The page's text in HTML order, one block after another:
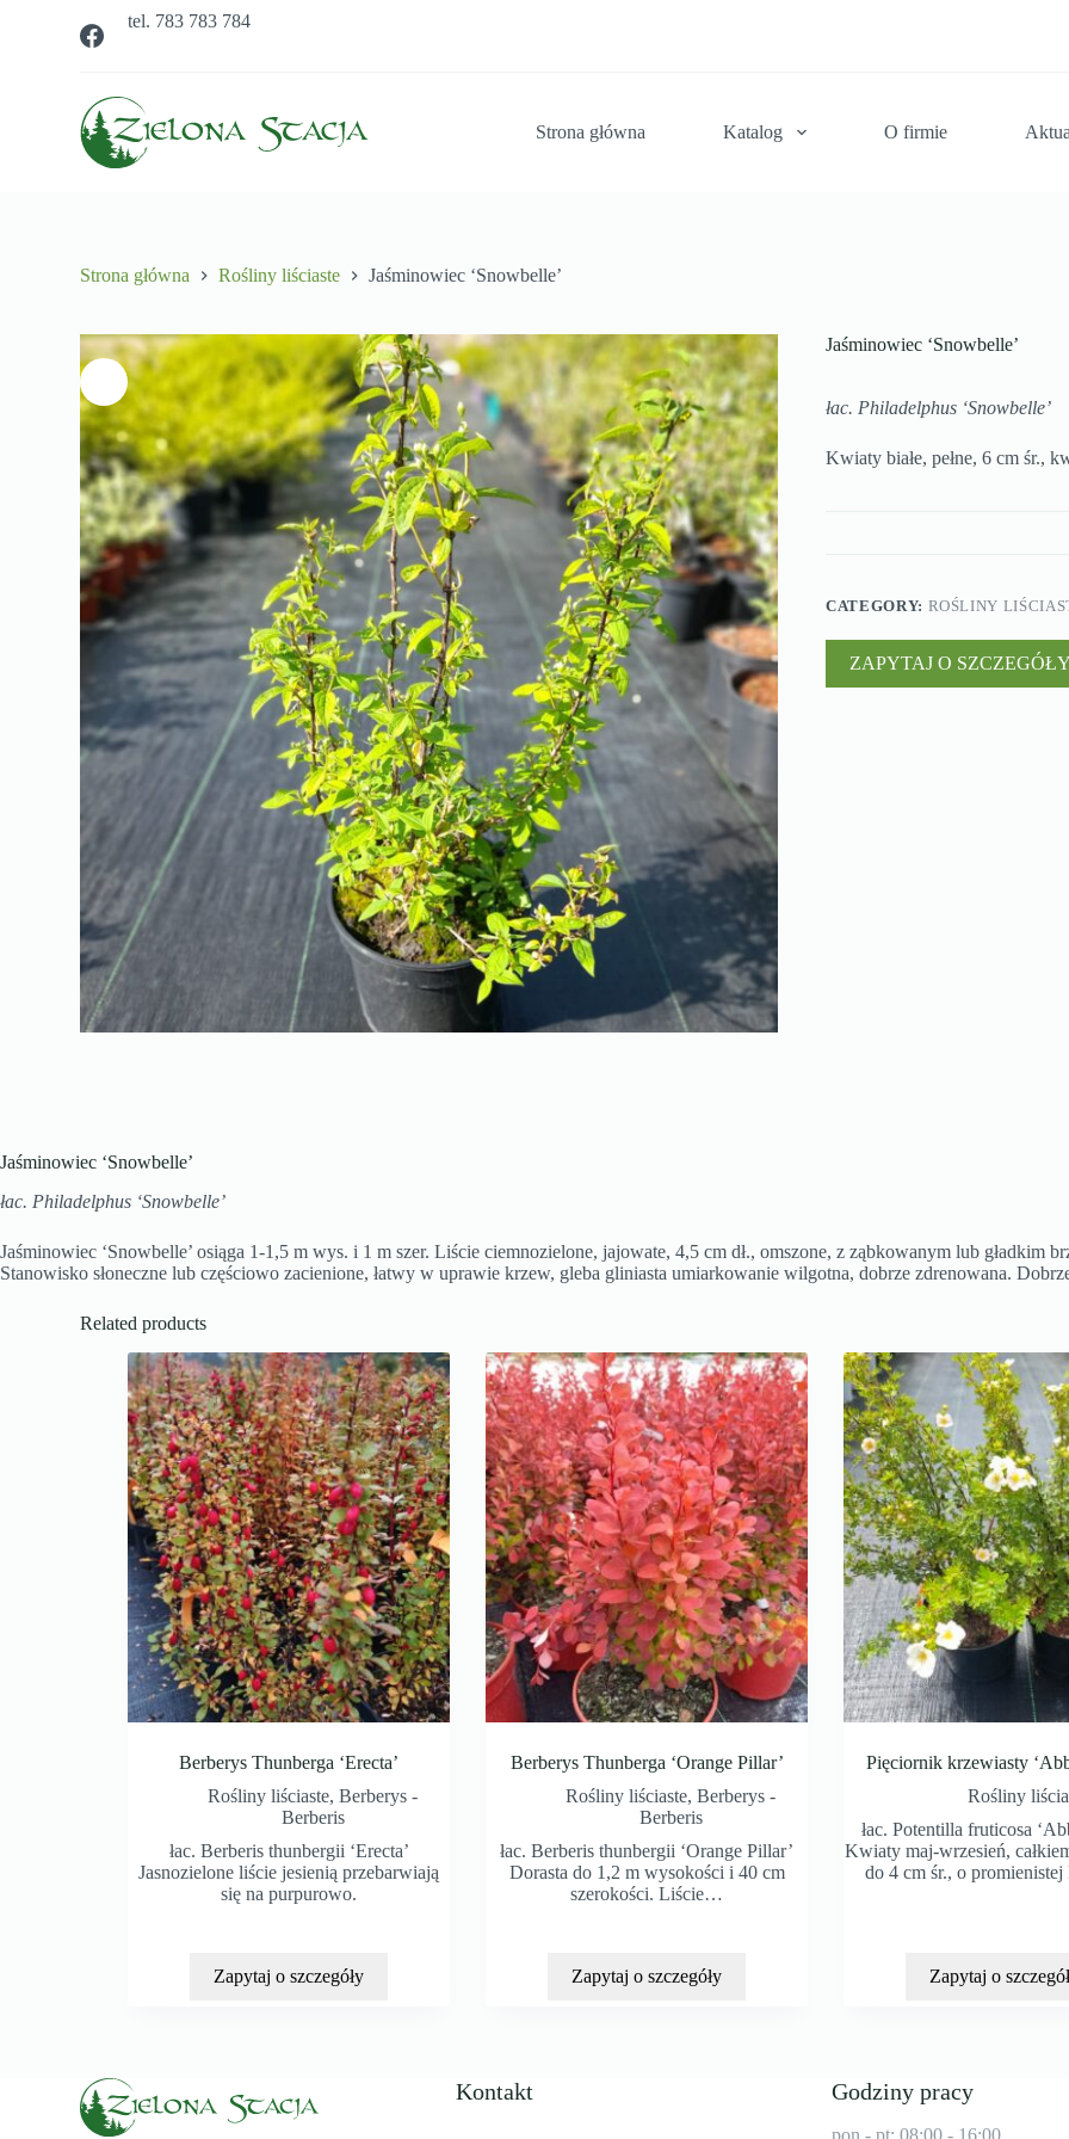
tel. 783 783 784
Strona główna Katalog O firmie
Strona główna Rośliny liściaste Jaśminowiec ‘Snowbelle’
Jaśminowiec ‘Snowbelle’
łac. Philadelphus ‘Snowbelle’
Kwiaty białe, pełne, 6 cm śr.,
CATEGORY: ROŚLINY
ZAPYTAJ O
Jaśminowiec ‘Snowbelle’
łac. Philadelphus ‘Snowbelle’
Jaśminowiec ‘Snowbelle’ osiąga 1-1,5 m wys. i 1 m szer. Liście ciemnozielone, jajowate, 4,5 cm dł., omszone, z ząbkowanym lub gładkim
Stanowisko słoneczne lub częściowo zacienione, łatwy w uprawie krzew, gleba gliniasta umiarkowanie wilgotna, dobrze zdrenowana.
Related products
Berberys Thunberga ‘Erecta’
Rośliny liściaste,Berberys -
Berberis
łac. Berberis thunbergii ‘Erecta’
Jasnozielone liście jesienią przebarwiają
się na purpurowo.
Zapytaj o szczegóły
Berberys Thunberga ‘Orange Pillar’
Rośliny liściaste,Berberys -
Berberis
łac. Berberis thunbergii ‘Orange Pillar’
Dorasta do 1,2 m wysokości i 40 cm
szerokości. Liście…
Zapytaj o szczegóły
Pięciornik krzewiasty
Rośliny
łac. Potentilla fruticosa
Kwiaty maj-wrzesień,
do 4 cm śr., o
Zapytaj o
Kontakt Godziny pracy
pon - pt: 08:00 - 16:00